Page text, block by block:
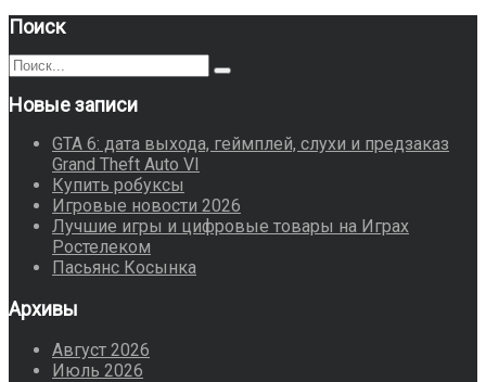
Поиск
Поиск
для:
Поиск
Новые записи
GTA 6: дата выхода, геймплей, слухи и предзаказ
Grand Theft Auto VI
Купить робуксы
Игровые новости 2026
Лучшие игры и цифровые товары на Играх
Ростелеком
Пасьянс Косынка
Архивы
Август 2026
Июль 2026